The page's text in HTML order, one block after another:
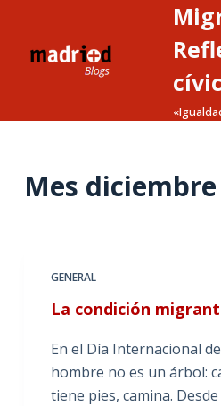
Mes diciembre
GENERAL
La condición
En el Día Internacional
hombre no es un árbol:
tiene pies, camina.